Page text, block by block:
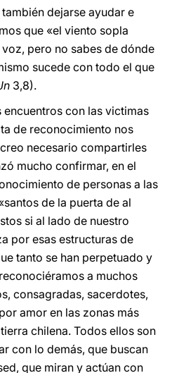
también dejarse ayudar e
que «el viento sopla
pero no sabes de dónde
sucede con todo el que
3,8).
encuentros con las victimas
de reconocimiento nos
necesario compartirles
mucho confirmar, en el
de personas a las
de la puerta de al
si al lado de nuestro
por esas estructuras de
tanto se han perpetuado y
a muchos
consagradas, sacerdotes,
amor en las zonas más
chilena. Todos ellos son
con lo demás, que buscan
que miran y actúan con